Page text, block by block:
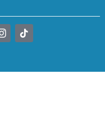
I
c
i
T
i
k